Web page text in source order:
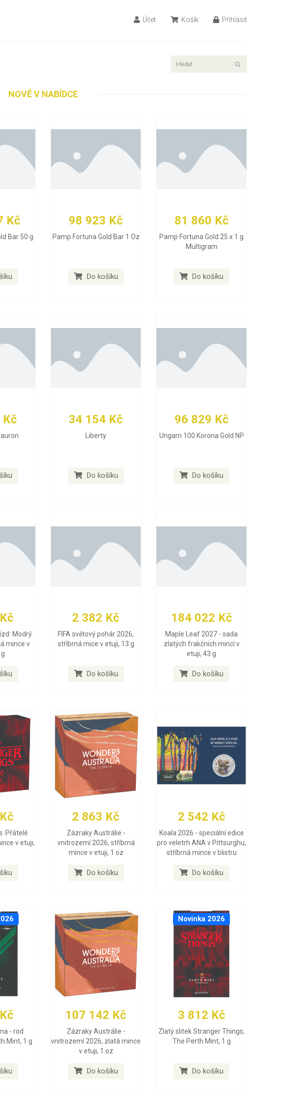
Účet Košík Přihlásit
NOVĚ V NABÍDCE
Kč
Bar 50 g
98 923 Kč
Pamp Fortuna Gold Bar 1 Oz
Do košíku
81 860 Kč
Pamp Fortuna Gold 25 x 1 g
Multigram
Do košíku
Kč 34 154 Kč
Liberty
Do košíku
96 829 Kč
Ungarn 100 Korona Gold NP
Do košíku
Modrý
mince v
2 382 Kč
FIFA světový pohár 2026,
stříbrná mice v etuji, 13 g
Do košíku
184 022 Kč
Maple Leaf 2027 - sada
zlatých frakčních mincí v
etuji, 43 g
Do košíku
Přátelé
v etuji,
2 863 Kč
Zázraky Austrálie -
vnitrozemí 2026, stříbrná
mince v etuji, 1 oz
Do košíku
2 542 Kč
Koala 2026 - speciální edice
pro veletrh ANA v Pittsurghu,
stříbrná mince v blistru
Do košíku
- rod
Mint, 1 g
107 142 Kč
Zázraky Austrálie -
vnitrozemí 2026, zlatá mince
v etuji, 1 oz
Do košíku
Novinka 2026
3 812 Kč
Zlatý slitek Stranger Things,
The Perth Mint, 1 g
Do košíku